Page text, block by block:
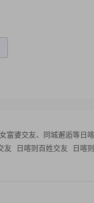
富婆交友、同城邂逅等 日
友 日喀则百姓交友 日喀